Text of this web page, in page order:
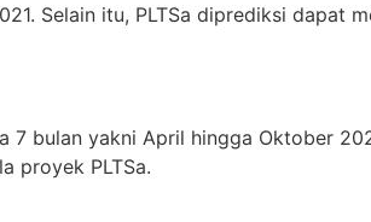
Selain itu, PLTSa diprediksi dapat
7 bulan yakni April hingga Oktober
proyek PLTSa.